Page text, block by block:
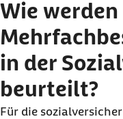
Wie werden
in der
beurteilt?
Für die